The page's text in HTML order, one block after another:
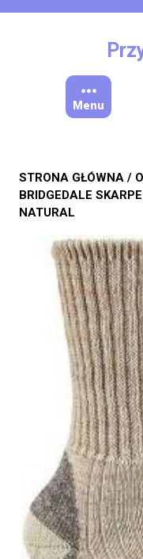
Menu
STRONA GŁÓWNA /
BRIDGEDALE
NATURAL